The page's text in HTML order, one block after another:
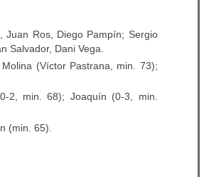
Juan Ros, Diego Pampín; Sergio
Salvador, Dani Vega.
(Víctor Pastrana, min. 73);
2, min. 68); Joaquín (0-3, min.
(min. 65).